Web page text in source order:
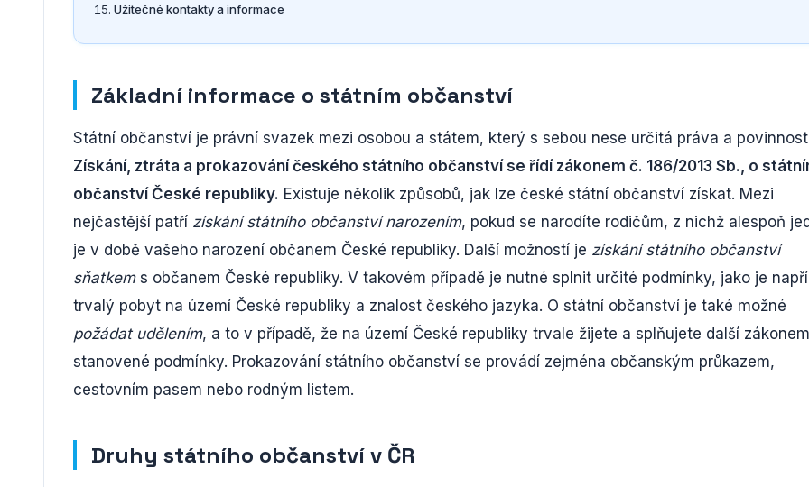
Užitečné kontakty a informace
Základní informace o státním občanství
Státní občanství je právní svazek mezi osobou a státem, který s sebou nese určitá práva a
Získání, ztráta a prokazování českého státního občanství se řídí zákonem č. 186/2013 Sb., o
občanství České republiky. Existuje několik způsobů, jak lze české státní občanství získat. Mezi
nejčastější patří získání státního občanství narozením, pokud se narodíte rodičům, z nichž alespoň
je v době vašeho narození občanem České republiky. Další možností je získání státního občanství
sňatkems občanem České republiky. V takovém případě je nutné splnit určité podmínky, jako je
trvalý pobyt na území České republiky a znalost českého jazyka. O státní občanství je také možné
požádat udělením, a to v případě, že na území České republiky trvale žijete a splňujete další zákonem
stanovené podmínky. Prokazování státního občanství se provádí zejména občanským průkazem,
cestovním pasem nebo rodným listem.
Druhy státního občanství v ČR